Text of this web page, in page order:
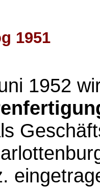
1951
1952